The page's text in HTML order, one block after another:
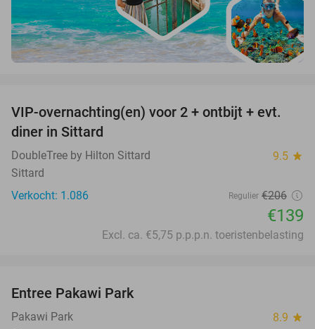
33%
VIP-overnachting(en) voor 2 + ontbijt + evt.
diner in Sittard
DoubleTree by Hilton Sittard 9.5 star
Sittard
Verkocht: 1.086
Regulier €206
€139
Excl. ca. €5,75 p.p.p.n. toeristenbelasting
Entree Pakawi Park
Pakawi Park 8.9 star